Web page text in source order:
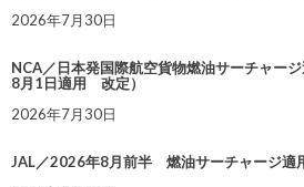
2026年7月30日
NCA／日本発国際航空貨物燃油サーチャー
8月1日適用 改定）
2026年7月30日
JAL／2026年8月前半 燃油サーチャージ適